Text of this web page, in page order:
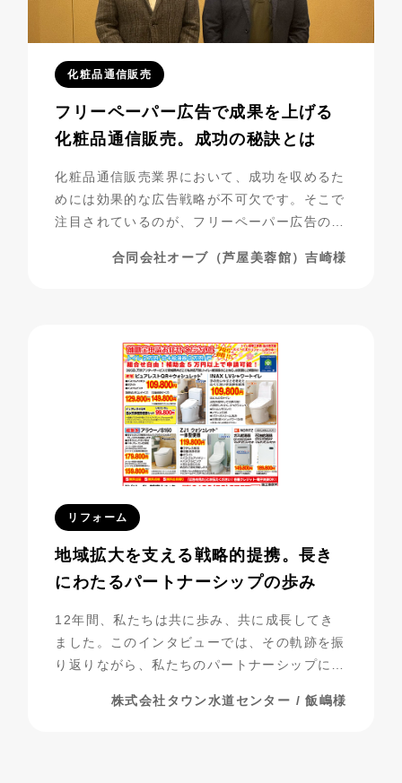
化粧品通信販売
フリーペーパー広告で成果を上げる
化粧品通信販売。成功の秘訣とは
化粧品通信販売業界において、成功を収めるた
めには効果的な広告戦略が不可欠です。そこで
注目されているのが、フリーペーパー広告の活
シニア層をターゲットにした化粧品通販を展開
合同会社オーブ（芦屋美蓉館）吉崎様
リフォーム
地域拡大を支える戦略的提携。長き
にわたるパートナーシップの歩み
12年間、私たちは共に歩み、共に成長してき
ました。このインタビューでは、その軌跡を振
り返りながら、私たちのパートナーシップにつ
株式会社タウン水道センター / 飯嶋様